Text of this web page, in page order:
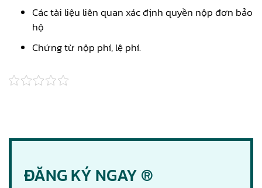
Các tài liệu liên quan xác định quyền nộp đơn bảo
hộ
Chứng từ nộp phí, lệ phí.
ĐĂNG KÝ NGAY ®